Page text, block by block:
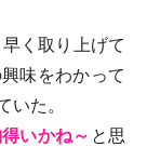
く取り上げて
味をわかって
た。
いかね～ と思